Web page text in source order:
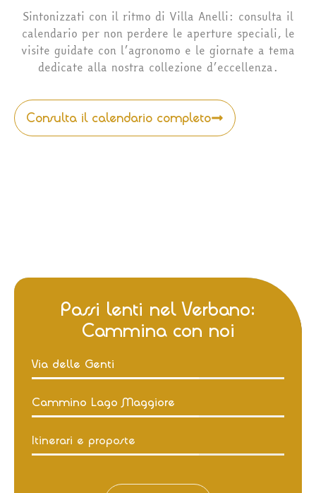
Sintonizzati con il ritmo di Villa Anelli: consulta il
calendario per non perdere le aperture speciali, le
visite guidate con l’agronomo e le giornate a tema
dedicate alla nostra collezione d’eccellenza.
Consulta il calendario completo
Passi lenti nel Verbano:
Cammina con noi
Via delle Genti
Cammino Lago Maggiore
Itinerari e proposte